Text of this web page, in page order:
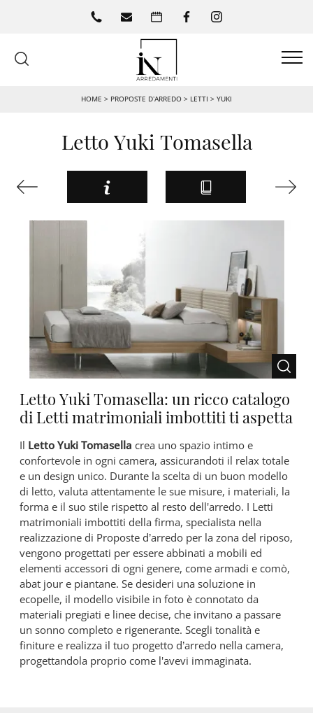
HOME > PROPOSTE D’ARREDO > LETTI > YUKI
Letto Yuki Tomasella
Letto Yuki Tomasella: un ricco catalogo
di Letti matrimoniali imbottiti ti aspetta
Il Letto Yuki Tomasella crea uno spazio intimo e
confortevole in ogni camera, assicurandoti il relax totale
e un design unico. Durante la scelta di un buon modello
di letto, valuta attentamente le sue misure, i materiali, la
forma e il suo stile rispetto al resto dell'arredo. I Letti
matrimoniali imbottiti della firma, specialista nella
realizzazione di Proposte d’arredo per la zona del riposo,
vengono progettati per essere abbinati a mobili ed
elementi accessori di ogni genere, come armadi e comò,
abat jour e piantane. Se desideri una soluzione in
ecopelle, il modello visibile in foto è connotato da
materiali pregiati e linee decise, che invitano a passare
un sonno completo e rigenerante. Scegli tonalità e
finiture e realizza il tuo progetto d’arredo nella camera,
progettandola proprio come l'avevi immaginata.